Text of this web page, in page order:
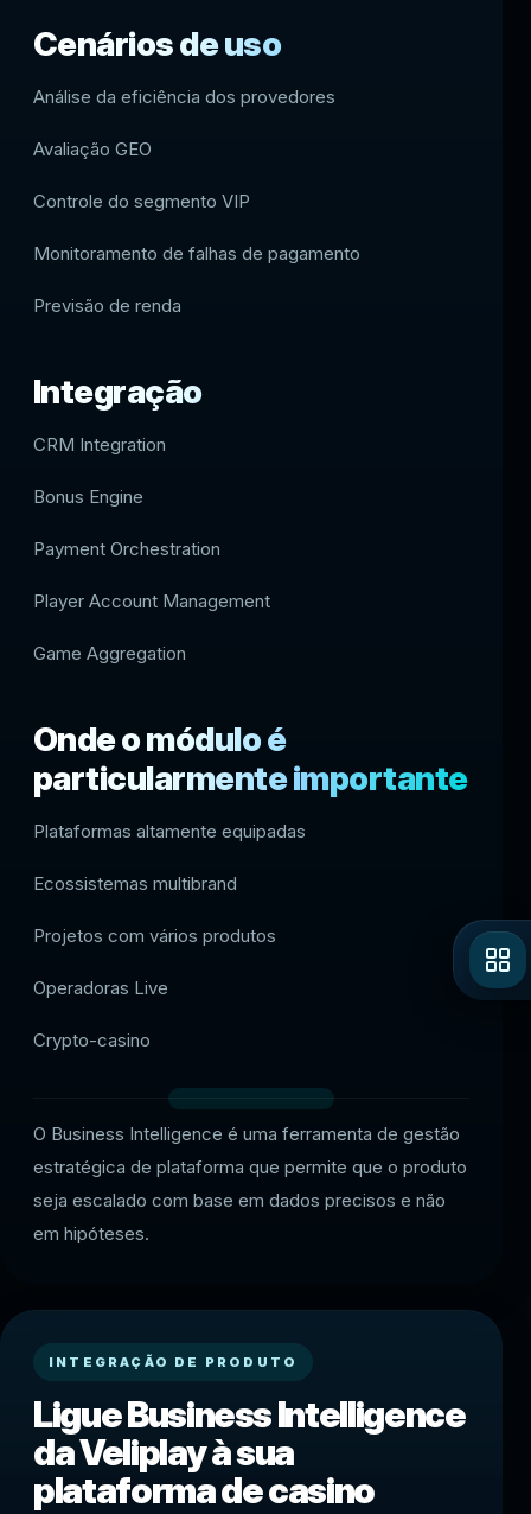
Cenários de uso
Análise da eficiência dos provedores
Avaliação GEO
Controle do segmento VIP
Monitoramento de falhas de pagamento
Previsão de renda
Integração
CRM Integration
Bonus Engine
Payment Orchestration
Player Account Management
Game Aggregation
Onde o módulo é
particularmente importante
Plataformas altamente equipadas
Ecossistemas multibrand
Projetos com vários produtos
Operadoras Live
Crypto-casino
O Business Intelligence é uma ferramenta de gestão
estratégica de plataforma que permite que o produto
seja escalado com base em dados precisos e não
em hipóteses.
INTEGRAÇÃO DE PRODUTO
Ligue Business Intelligence
da Veliplay à sua
plataforma de casino